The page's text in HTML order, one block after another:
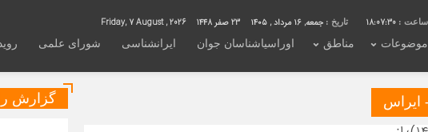
18:07:31 تاریخ : جمعه, ۱۶ مرداد , ۱۴۰۵ 23 صفر 1448
موضوعات مناطق اوراسیاشناسان جوان ایرانشناسی شورای علمی
گزارش